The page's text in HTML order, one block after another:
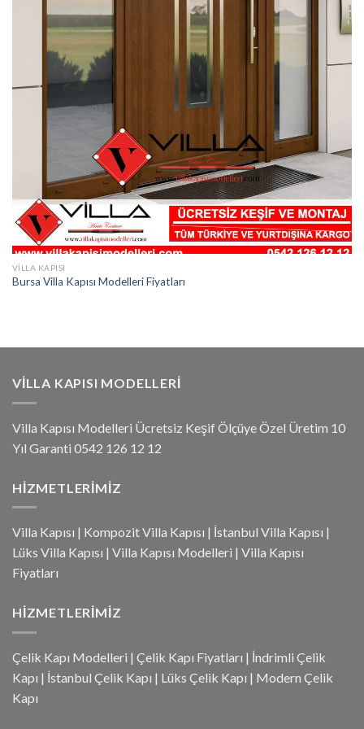
VILLA KAPISI
Bursa Villa Kapısı Modelleri Fiyatları
VILLA KAPISI MODELLERI
Villa Kapısı Modelleri Ücretsiz Keşif Ölçüye Özel Üretim 10
Yıl Garanti 0542 126 12 12
HIZMETLERIMIZ
Villa Kapısı | Kompozit Villa Kapısı | İstanbul Villa Kapısı |
Lüks Villa Kapısı | Villa Kapısı Modelleri | Villa Kapısı
Fiyatları
HIZMETLERIMIZ
Çelik Kapı Modelleri | Çelik Kapı Fiyatları | İndrimli Çelik
Kapı | İstanbul Çelik Kapı | Lüks Çelik Kapı | Modern Çelik
Kapı